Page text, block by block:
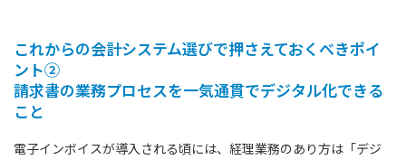
これからの会計システム選びで押さえておくべきポイ
ント②
請求書の業務プロセスを一気通貫でデジタル化できる
こと
電子インボイスが導入される頃には、経理業務のあり方は「デジ